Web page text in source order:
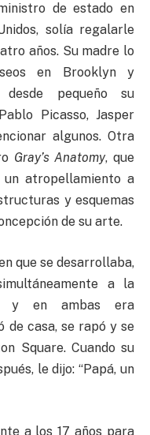
de estado en
solía regalarle
años. Su madre lo
en Brooklyn y
desde pequeño su
Picasso, Jasper
algunos. Otra
Gray’s Anatomy, que
un atropellamiento a
y esquemas
de su arte.
que se desarrollaba,
a la
y en ambas era
de casa, se rapó y se
Square. Cuando su
le dijo: “Papá, un
a los 17 años para